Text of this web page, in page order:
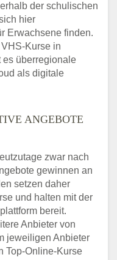
der schulischen
hier
Erwachsene finden.
Kurse in
es überregionale
als digitale
ANGEBOTE
zwar nach
gewinnen an
setzen daher
und halten mit der
bereit.
Anbieter von
jeweiligen Anbieter
Top-Online-Kurse